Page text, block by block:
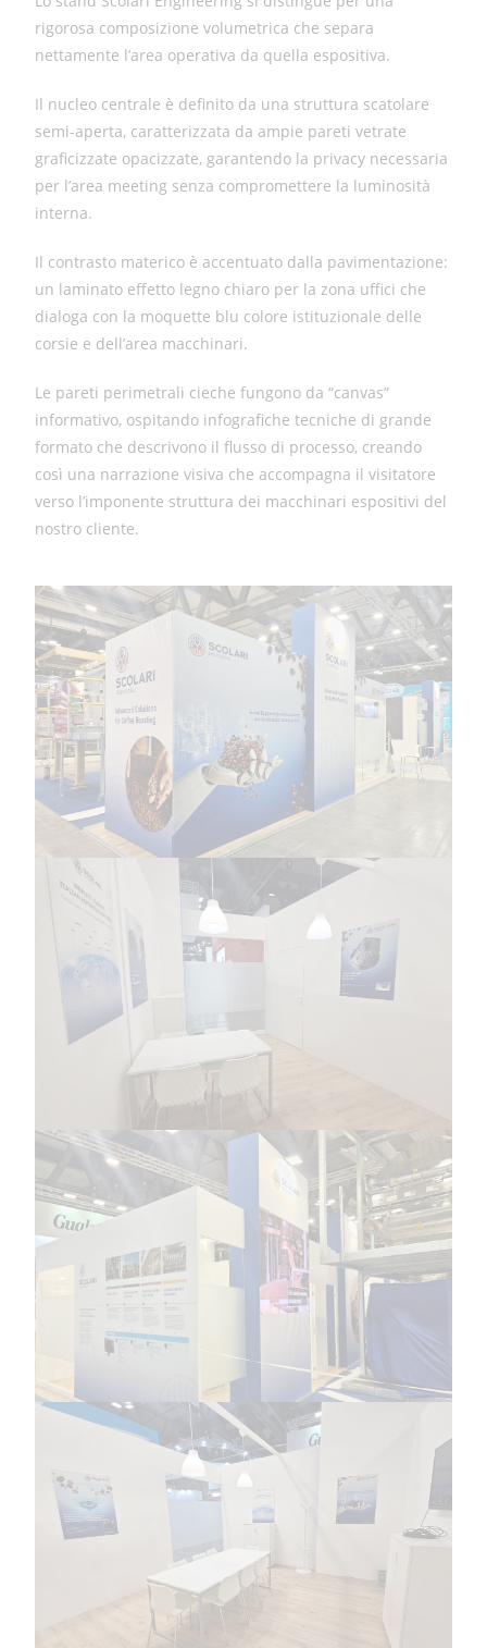
rigorosa composizione volumetrica che separa
nettamente l’area operativa da quella espositiva.
Il nucleo centrale è definito da una struttura scatolare
semi-aperta, caratterizzata da ampie pareti vetrate
graficizzate opacizzate, garantendo la privacy necessaria
per l’area meeting senza compromettere la luminosità
interna.
Il contrasto materico è accentuato dalla pavimentazione:
un laminato effetto legno chiaro per la zona uffici che
dialoga con la moquette blu colore istituzionale delle
corsie e dell’area macchinari.
Le pareti perimetrali cieche fungono da “canvas”
informativo, ospitando infografiche tecniche di grande
formato che descrivono il flusso di processo, creando
così una narrazione visiva che accompagna il visitatore
verso l’imponente struttura dei macchinari espositivi del
nostro cliente.